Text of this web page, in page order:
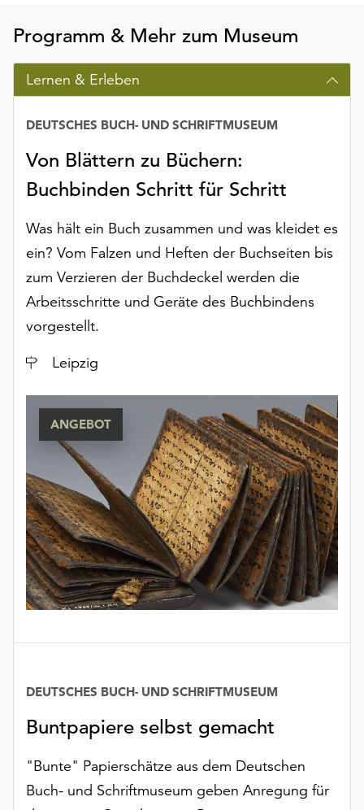
Programm & Mehr zum Museum
Lernen & Erleben
Von Blättern zu Büchern:
Buchbinden Schritt für Schritt
DEUTSCHES BUCH- UND SCHRIFTMUSEUM
Was hält ein Buch zusammen und was kleidet es
ein? Vom Falzen und Heften der Buchseiten bis
zum Verzieren der Buchdeckel werden die
Arbeitsschritte und Geräte des Buchbindens
vorgestellt.
Ort
Leipzig
ANGEBOT
Buntpapiere selbst gemacht
DEUTSCHES BUCH- UND SCHRIFTMUSEUM
"Bunte" Papierschätze aus dem Deutschen
Buch- und Schriftmuseum geben Anregung für